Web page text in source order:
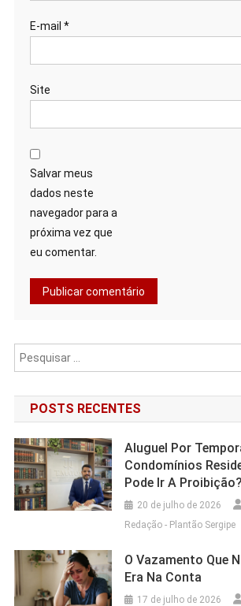
E-mail *
Site
Salvar meus
dados neste
navegador para a
próxima vez que
eu comentar.
POSTS RECENTES
Aluguel Por
Condomínios
Pode Ir A Proibição?
20 de julho de 2026
Redação - Plantão Sergipe
O Vazamento Que
Era Na Conta
17 de julho de 2026